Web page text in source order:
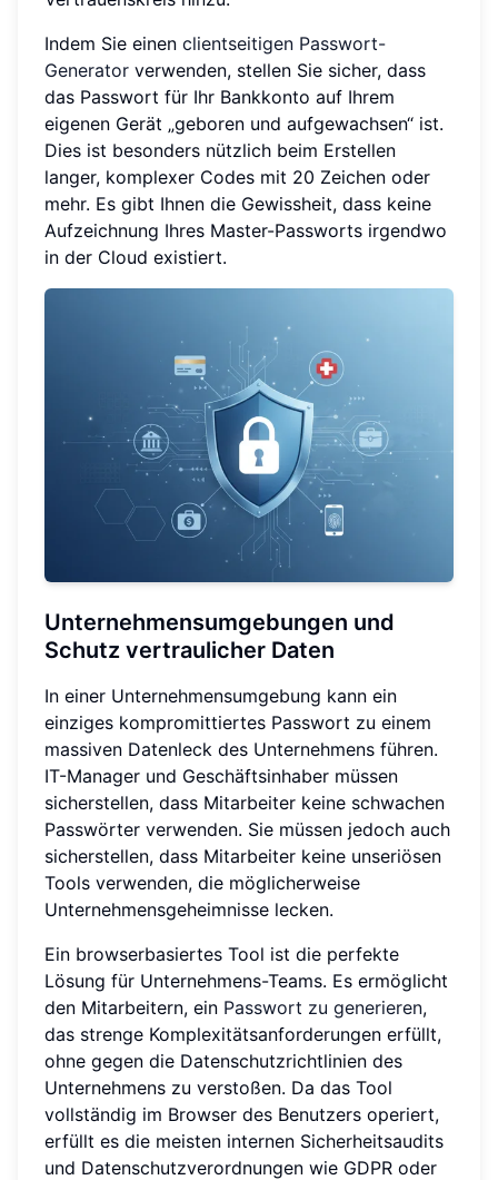
Indem Sie einen clientseitigen Passwort-
Generator verwenden, stellen Sie sicher, dass
das Passwort für Ihr Bankkonto auf Ihrem
eigenen Gerät „geboren und aufgewachsen“ ist.
Dies ist besonders nützlich beim Erstellen
langer, komplexer Codes mit 20 Zeichen oder
mehr. Es gibt Ihnen die Gewissheit, dass keine
Aufzeichnung Ihres Master-Passworts irgendwo
in der Cloud existiert.
Unternehmensumgebungen und
Schutz vertraulicher Daten
In einer Unternehmensumgebung kann ein
einziges kompromittiertes Passwort zu einem
massiven Datenleck des Unternehmens führen.
IT-Manager und Geschäftsinhaber müssen
sicherstellen, dass Mitarbeiter keine schwachen
Passwörter verwenden. Sie müssen jedoch auch
sicherstellen, dass Mitarbeiter keine unseriösen
Tools verwenden, die möglicherweise
Unternehmensgeheimnisse lecken.
Ein browserbasiertes Tool ist die perfekte
Lösung für Unternehmens-Teams. Es ermöglicht
den Mitarbeitern, ein Passwort zu generieren,
das strenge Komplexitätsanforderungen erfüllt,
ohne gegen die Datenschutzrichtlinien des
Unternehmens zu verstoßen. Da das Tool
vollständig im Browser des Benutzers operiert,
erfüllt es die meisten internen Sicherheitsaudits
und Datenschutzverordnungen wie GDPR oder